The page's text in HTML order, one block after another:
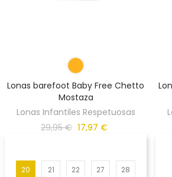
Lonas barefoot Baby Free Chetto
Mostaza
Lonas Infantiles Respetuosas
29,95 € 17,97 €
20 21 22 27 28